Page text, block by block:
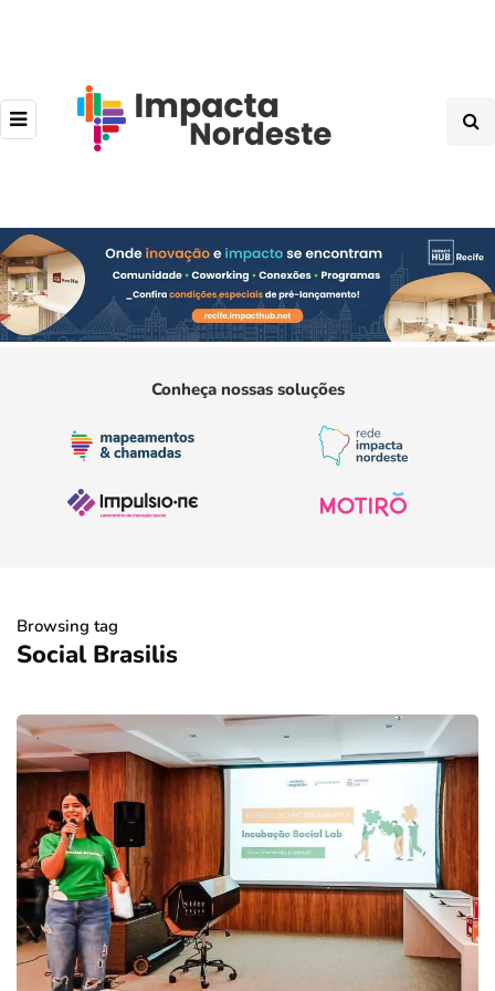
Conheça nossas soluções
Browsing tag
Social Brasilis